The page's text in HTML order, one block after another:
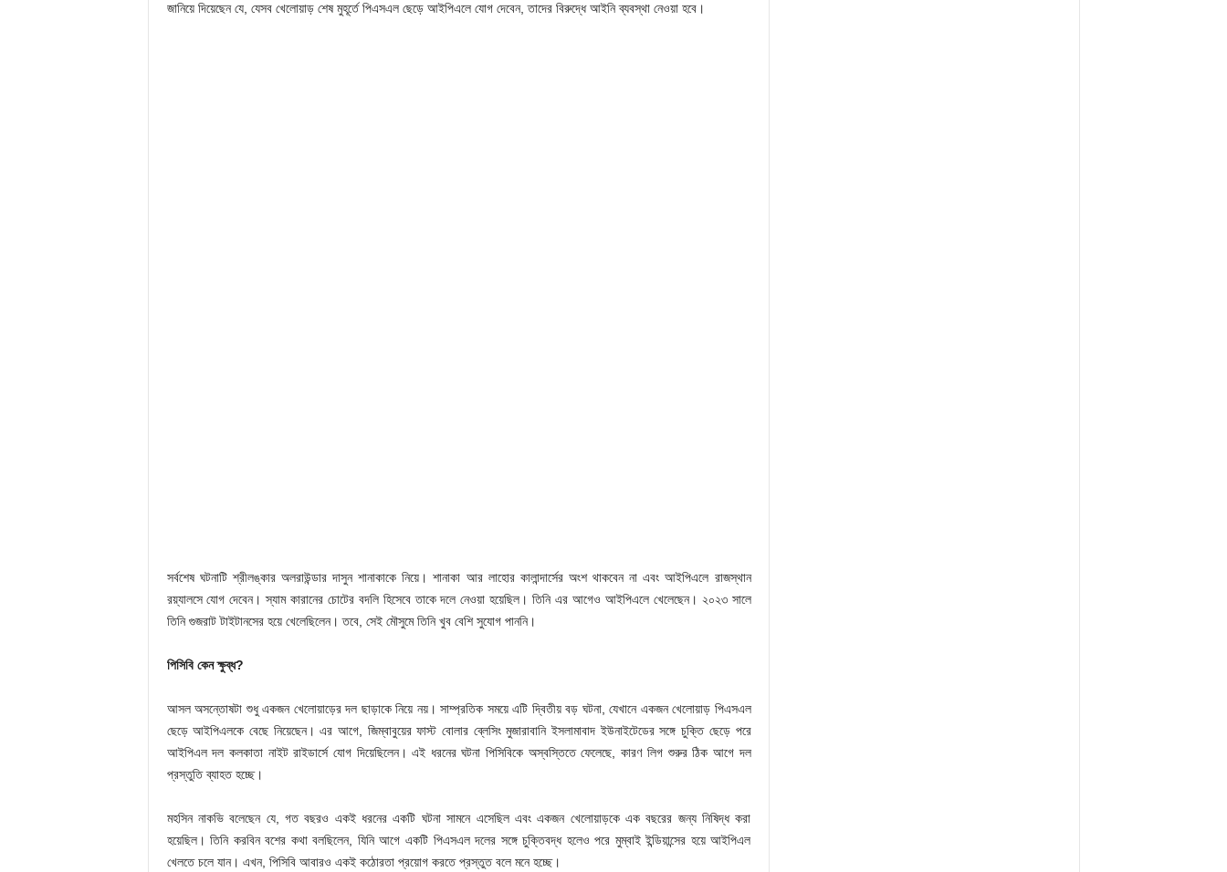
জানিয়ে দিয়েছেন যে, যেসব খেলোয়াড় শেষ মুহূর্তে পিএসএল ছেড়ে আইপিএলে যোগ দেবেন, তাদের বিরুদ্ধে আইনি ব্যবস্থা নেওয়া হবে।
সর্বশেষ ঘটনাটি শ্রীলঙ্কার অলরাউন্ডার দাসুন শানাকাকে নিয়ে। শানাকা আর লাহোর কালান্দার্সের অংশ থাকবেন না এবং আইপিএলে রাজস্থান
রয়্যালসে যোগ দেবেন। স্যাম কারানের চোটের বদলি হিসেবে তাকে দলে নেওয়া হয়েছিল। তিনি এর আগেও আইপিএলে খেলেছেন। ২০২৩ সালে
তিনি গুজরাট টাইটানসের হয়ে খেলেছিলেন। তবে, সেই মৌসুমে তিনি খুব বেশি সুযোগ পাননি।
পিসিবি কেন ক্ষুব্ধ?
আসল অসন্তোষটা শুধু একজন খেলোয়াড়ের দল ছাড়াকে নিয়ে নয়। সাম্প্রতিক সময়ে এটি দ্বিতীয় বড় ঘটনা, যেখানে একজন খেলোয়াড় পিএসএল
ছেড়ে আইপিএলকে বেছে নিয়েছেন। এর আগে, জিম্বাবুয়ের ফাস্ট বোলার ব্লেসিং মুজারাবানি ইসলামাবাদ ইউনাইটেডের সঙ্গে চুক্তি ছেড়ে পরে
আইপিএল দল কলকাতা নাইট রাইডার্সে যোগ দিয়েছিলেন। এই ধরনের ঘটনা পিসিবিকে অস্বস্তিতে ফেলেছে, কারণ লিগ শুরুর ঠিক আগে দল
প্রস্তুতি ব্যাহত হচ্ছে।
মহসিন নাকভি বলেছেন যে, গত বছরও একই ধরনের একটি ঘটনা সামনে এসেছিল এবং একজন খেলোয়াড়কে এক বছরের জন্য নিষিদ্ধ করা
হয়েছিল। তিনি করবিন বশের কথা বলছিলেন, যিনি আগে একটি পিএসএল দলের সঙ্গে চুক্তিবদ্ধ হলেও পরে মুম্বাই ইন্ডিয়ান্সের হয়ে আইপিএল
খেলতে চলে যান। এখন, পিসিবি আবারও একই কঠোরতা প্রয়োগ করতে প্রস্তুত বলে মনে হচ্ছে।